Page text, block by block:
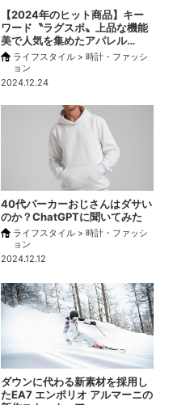
【2024年のヒット商品】キー
ワード〝ラグスポ〟上品な機能
美で人気を集めたアパレル…
ライフスタイル > 時計・ファッシ
ョン
2024.12.24
40代パーカーおじさんはダサい
のか？ChatGPTに聞いてみた
ライフスタイル > 時計・ファッシ
ョン
2024.12.12
ダウンに代わる新素材を採用し
たEA7 エンポリオ アルマーニの